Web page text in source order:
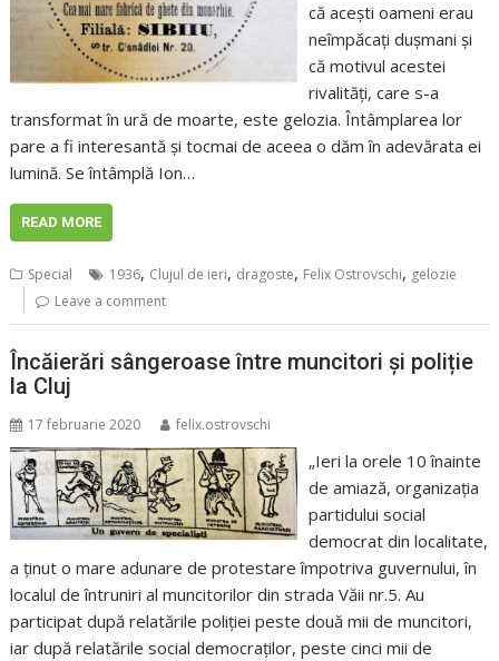
că acești oameni erau
neîmpăcați dușmani și
că motivul acestei
rivalități, care s-a
transformat în ură de moarte, este gelozia. Întâmplarea lor
pare a fi interesantă și tocmai de aceea o dăm în adevărata ei
lumină. Se întâmplă Ion…
READ MORE
Special 1936, Clujul de ieri, dragoste, Felix Ostrovschi, gelozie
Leave a comment
Încăierări sângeroase între muncitori și poliție
la Cluj
17 februarie 2020 felix.ostrovschi
„Ieri la orele 10 înainte
de amiază, organizația
partidului social
democrat din localitate,
a ținut o mare adunare de protestare împotriva guvernului, în
localul de întruniri al muncitorilor din strada Văii nr.5. Au
participat după relatările poliției peste două mii de muncitori,
iar după relatările social democraților, peste cinci mii de